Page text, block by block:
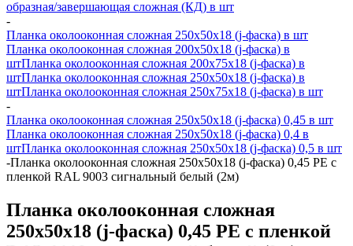
образная/завершающая сложная (КД) в шт
-
Планка околооконная сложная 250х50х18 (j-фаска) в шт
Планка околооконная сложная 200х50х18 (j-фаска) в
штПланка околооконная сложная 200х75х18 (j-фаска) в
штПланка околооконная сложная 250х50х18 (j-фаска) в
штПланка околооконная сложная 250х75х18 (j-фаска) в шт
-
Планка околооконная сложная 250х50х18 (j-фаска) 0,45 в шт
Планка околооконная сложная 250х50х18 (j-фаска) 0,4 в
штПланка околооконная сложная 250х50х18 (j-фаска) 0,5 в шт
-Планка околооконная сложная 250х50х18 (j-фаска) 0,45 PE с
пленкой RAL 9003 сигнальный белый (2м)
Планка околооконная сложная
250х50х18 (j-фаска) 0,45 PE с пленкой